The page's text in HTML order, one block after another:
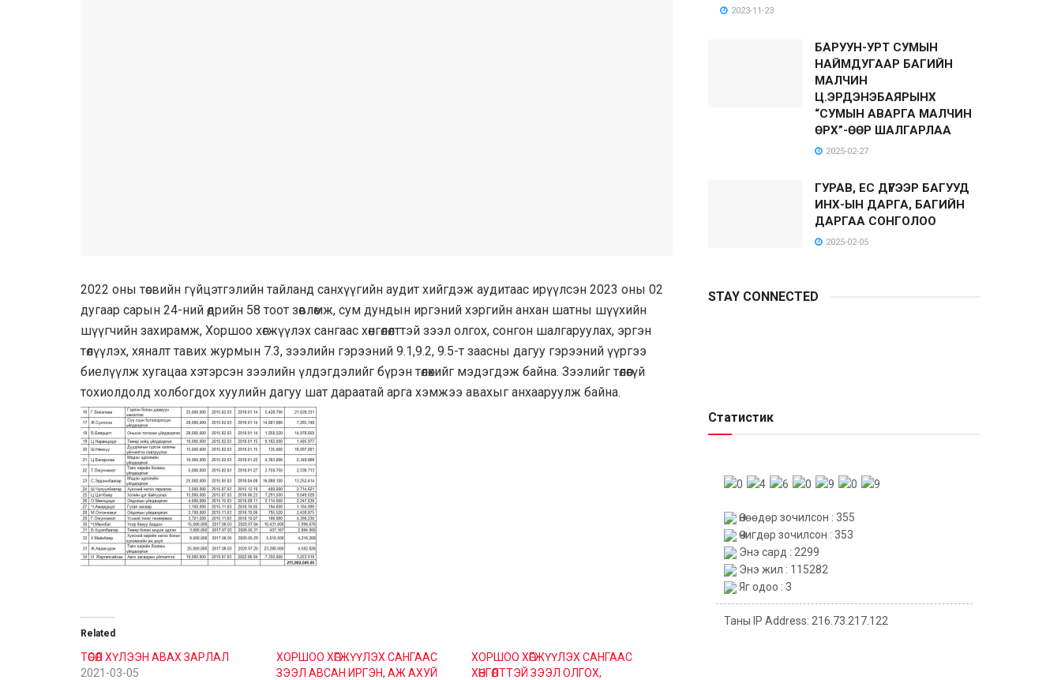
2022 оны төсвийн гүйцэтгэлийн тайланд санхүүгийн аудит хийгдэж аудитаас ирүүлсэн 2023 оны 02
дугаар сарын 24-ний өдрийн 58 тоот зөвлөмж, сум дундын иргэний хэргийн анхан шатны шүүхийн
шүүгчийн захирамж, Хоршоо хөгжүүлэх сангаас хөнгөлөлттэй зээл олгох, сонгон шалгаруулах, эргэн
төлүүлэх, хяналт тавих журмын 7.3, зээлийн гэрээний 9.1,9.2, 9.5-т заасны дагуу гэрээний үүргээ
биелүүлж хугацаа хэтэрсэн зээлийн үлдэгдэлийг бүрэн төлөхийг мэдэгдэж байна. Зээлийг төлөөгүй
тохиолдолд холбогдох хуулийн дагуу шат дараатай арга хэмжээ авахыг анхааруулж байна.
Related
ТӨСӨЛ ХҮЛЭЭН АВАХ ЗАРЛАЛ
2021-03-05
ХОРШОО ХӨГЖҮҮЛЭХ САНГААС
ЗЭЭЛ АВСАН ИРГЭН, АЖ АХУЙ
ХОРШОО ХӨГЖҮҮЛЭХ САНГААС
ХӨНГӨЛТТЭЙ ЗЭЭЛ ОЛГОХ,
2023-11-23
БАРУУН-УРТ СУМЫН
НАЙМДУГААР БАГИЙН
МАЛЧИН
Ц.ЭРДЭНЭБАЯРЫНХ
“СУМЫН АВАРГА МАЛЧИН
ӨРХ”-ӨӨР ШАЛГАРЛАА
2025-02-27
ГУРАВ, ЕС ДҮГЭЭР БАГУУД
ИНХ-ЫН ДАРГА, БАГИЙН
ДАРГАА СОНГОЛОО
2025-02-05
STAY CONNECTED
Статистик
Өнөөдөр зочилсон : 355
Өчигдөр зочилсон : 353
Энэ сард : 2299
Энэ жил : 115282
Яг одоо : 3
Таны IP Address: 216.73.217.122